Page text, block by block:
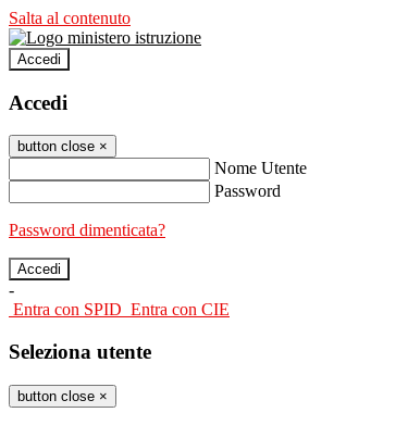
Salta al contenuto
Accedi
Accedi
button close ×
Nome Utente
Password
Password dimenticata?
-
Entra con SPID Entra con CIE
Seleziona utente
button close ×